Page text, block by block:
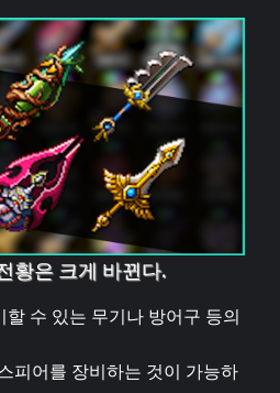
황은 크게 바뀐다.
할 수 있는 무기나 방어구 등의
피어를 장비하는 것이 가능하